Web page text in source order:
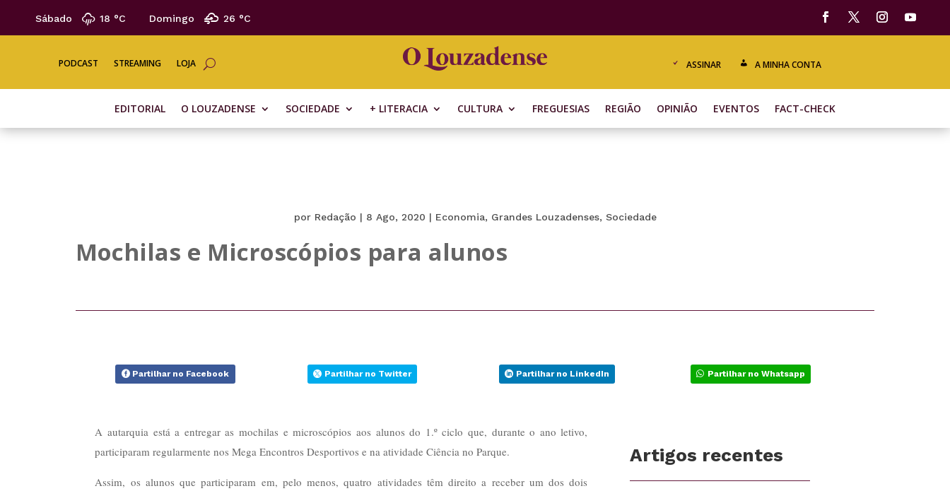
Sábado 18 °C Domingo 26 °C
PODCAST STREAMING LOJA ASSINAR A MINHA CONTA
EDITORIAL O LOUZADENSE SOCIEDADE + LITERACIA CULTURA FREGUESIAS REGIÃO OPINIÃO EVENTOS FACT-CHECK
por Redação | 8 Ago, 2020 | Economia, Grandes Louzadenses, Sociedade
Mochilas e Microscópios para alunos
Partilhar no Facebook Partilhar no Twitter Partilhar no LinkedIn Partilhar no Whatsapp
A autarquia está a entregar as mochilas e microscópios aos alunos do 1.º ciclo que, durante o ano letivo,
participaram regularmente nos Mega Encontros Desportivos e na atividade Ciência no Parque.
Assim, os alunos que participaram em, pelo menos, quatro atividades têm direito a receber um dos dois
Artigos recentes